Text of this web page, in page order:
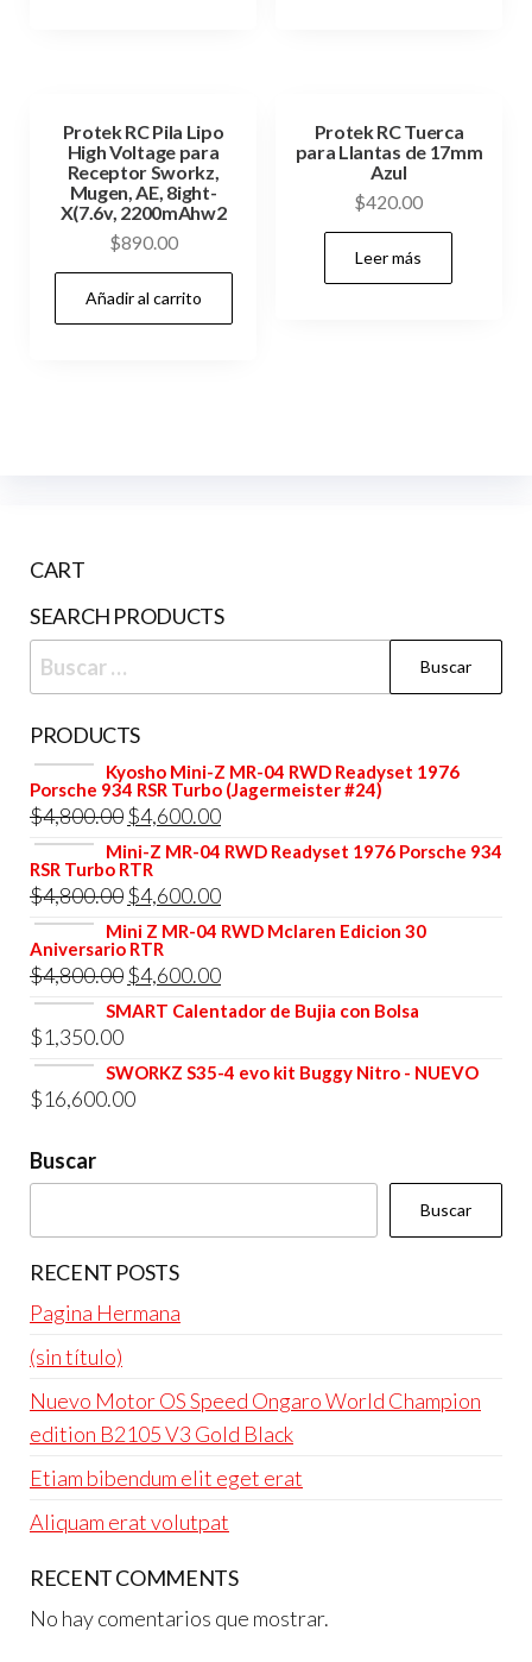
Protek RC Pila Lipo
High Voltage para
Receptor Sworkz,
Mugen, AE, 8ight-
X(7.6v, 2200mAhw2
$890.00
Añadir al carrito
Protek RC Tuerca
para Llantas de 17mm
Azul
$420.00
Leer más
CART
SEARCH PRODUCTS
Buscar:
PRODUCTS
Kyosho Mini-Z MR-04 RWD Readyset 1976
Porsche 934 RSR Turbo (Jagermeister #24)
$4,800.00 El
precio
original
era:
$4,800.00.
$4,600.00El
precio
es:
Mini-Z MR-04 RWD Readyset 1976 Porsche 934
RSR Turbo RTR
$4,800.00 El
precio
original
era:
$4,600.00El
precio
es:
$4,600.00.
Mini Z MR-04 RWD Mclaren Edicion 30
Aniversario RTR
$4,800.00 El
precio
era:
$4,800.00.
$4,600.00El
precio
es:
SMART Calentador de Bujia con Bolsa
$1,350.00
SWORKZ S35-4 evo kit Buggy Nitro - NUEVO
$16,600.00
Buscar
Buscar
RECENT POSTS
Pagina Hermana
(sin título)
Nuevo Motor OS Speed Ongaro World Champion
edition B2105 V3 Gold Black
Etiam bibendum elit eget erat
Aliquam erat volutpat
RECENT COMMENTS
No hay comentarios que mostrar.